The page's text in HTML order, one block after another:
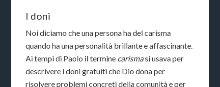
I doni
Noi diciamo che una persona ha del carisma
quando ha una personalità brillante e affascinante.
Ai tempi di Paolo il termine carismasi usava per
descrivere i doni gratuiti che Dio dona per
risolvere problemi concreti della comunità e per